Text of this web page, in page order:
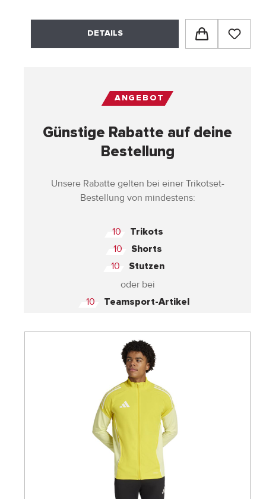
DETAILS
ANGEBOT
Günstige Rabatte auf deine
Bestellung
Unsere Rabatte gelten bei einer Trikotset-
Bestellung von mindestens:
10 Trikots
10 Shorts
10 Stutzen
oder bei
10
Teamsport-Artikel